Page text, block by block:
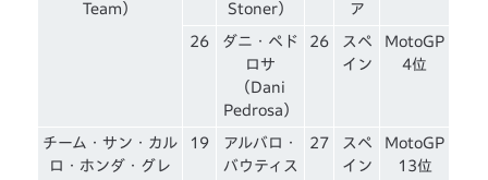
Team）
Stoner）
ア
26
ダニ・ペド
ロサ
（Dani
Pedrosa）
26
スペ
イン
MotoGP
4位
チーム・サン・カル
ロ・ホンダ・グレ
19
アルバロ・
バウティス
27
スペ
イン
MotoGP
13位